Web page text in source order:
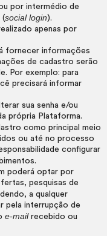
por intermédio de
(social login).
apenas por
fornecer informações
de cadastro serão
Por exemplo: para
precisará informar
sua senha e/ou
própria Plataforma.
como principal meio
ou até no processo
configurar
poderá optar por
pesquisas de
a qualquer
pela interrupção de
e-mailrecebido ou